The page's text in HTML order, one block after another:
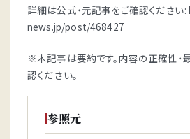
詳細は公式・元記事をご確認くださ
news.jp/post/468427
※本記事は要約です。内容の正確性・
認ください。
参照元